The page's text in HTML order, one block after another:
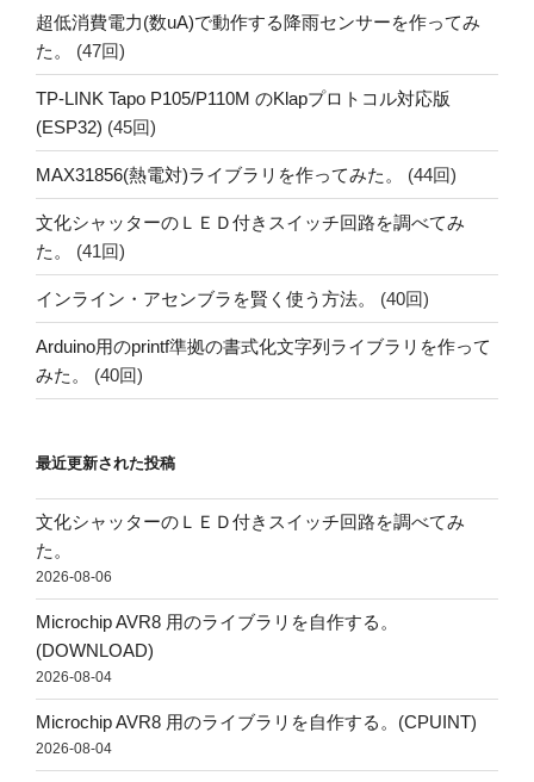
超低消費電力(数uA)で動作する降雨センサーを作ってみ
た。
(47回)
TP-LINK Tapo P105/P110M のKlapプロトコル対応版
(ESP32) (45回)
MAX31856(熱電対)ライブラリを作ってみた。 (44回)
文化シャッターのＬＥＤ付きスイッチ回路を調べてみ
た。
(41回)
インライン・アセンブラを賢く使う方法。 (40回)
Arduino用のprintf準拠の書式化文字列ライブラリを作って
みた。
(40回)
最近更新された投稿
文化シャッターのＬＥＤ付きスイッチ回路を調べてみ
た。
2026-08-06
Microchip AVR8 用のライブラリを自作する。
(DOWNLOAD)
2026-08-04
Microchip AVR8 用のライブラリを自作する。(CPUINT)
2026-08-04